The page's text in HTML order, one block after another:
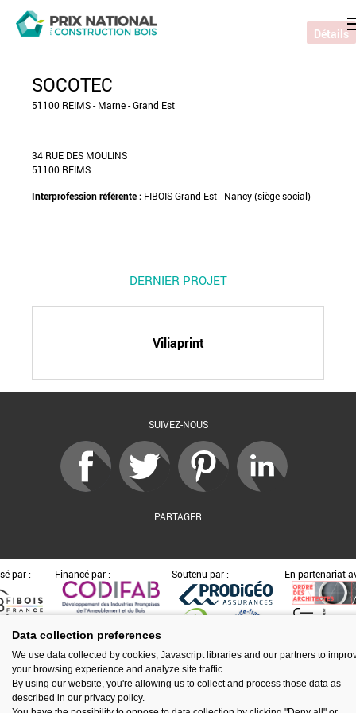
SOCOTEC
51100 REIMS - Marne - Grand Est
34 RUE DES MOULINS
51100 REIMS
Interprofession référente : FIBOIS Grand Est - Nancy (siège social)
DERNIER PROJET
Viliaprint
Détails
SUIVEZ-NOUS
PARTAGER
par : Financé par : Soutenu par : En partenariat
Espace presse Kit de communication Contact
Mentions légales
Newsletter
Gestion des cookies
Data collection preferences
We use data collected by cookies, Javascript libraries and our partners to
your browsing experience and analyze site traffic.
By using our website, you're allowing us to collect and process those data as
described in our privacy policy.